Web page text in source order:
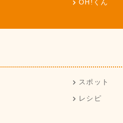
OH!くん
スポット
レシピ